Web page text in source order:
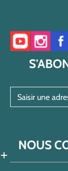
Accéder à
NOUS